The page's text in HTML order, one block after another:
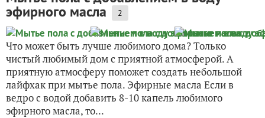
эфирного масла 2
Что может быть лучше любимого дома? Только
чистый любимый дом с приятной атмосферой. А
приятную атмосферу поможет создать небольшой
лайфхак при мытье пола. Эфирные масла Если в
ведро с водой добавить 8-10 капель любимого
эфирного масла, то...